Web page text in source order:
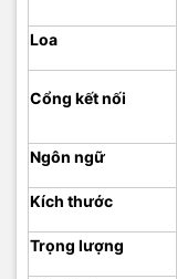
Loa
Cổng kết nối
Ngôn ngữ
Kích thước
Trọng lượng